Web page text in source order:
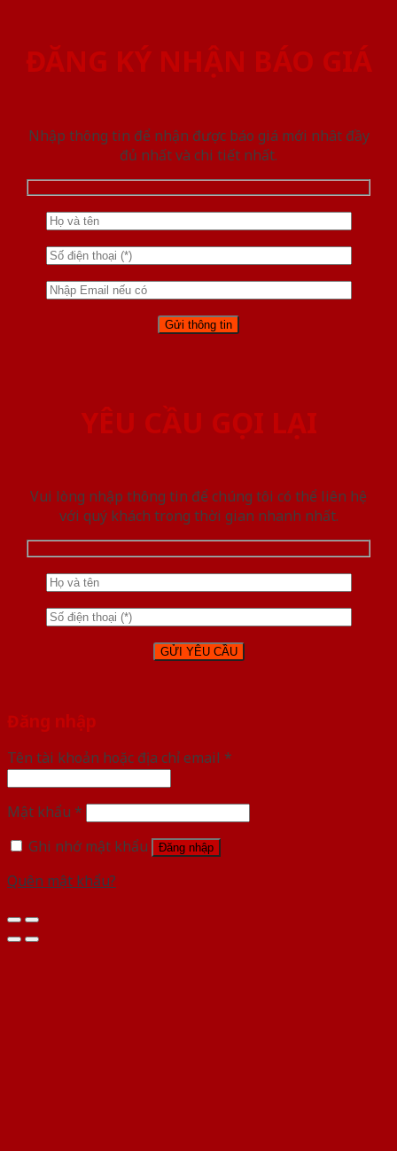
ĐĂNG KÝ NHẬN BÁO GIÁ
Nhập thông tin để nhận được báo giá mới nhât đầy
đủ nhất và chi tiết nhất.
YÊU CẦU GỌI LẠI
Vui lòng nhập thông tin để chúng tôi có thể liên hệ
với quý khách trong thời gian nhanh nhất.
Đăng nhập
Tên tài khoản hoặc địa chỉ email *
Mật khẩu *
Ghi nhớ mật khẩu
Đăng nhập
Quên mật khẩu?